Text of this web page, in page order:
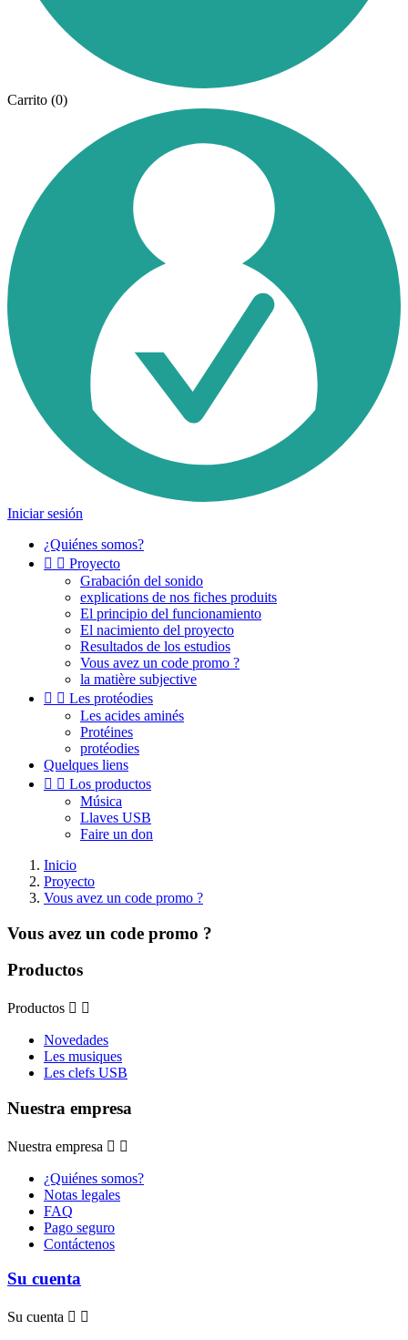
Carrito (0)
Iniciar sesión
¿Quiénes somos?
  Proyecto
Grabación del sonido
explications de nos fiches produits
El principio del funcionamiento
El nacimiento del proyecto
Resultados de los estudios
Vous avez un code promo ?
la matière subjective
  Les protéodies
Les acides aminés
Protéines
protéodies
Quelques liens
  Los productos
Música
Llaves USB
Faire un don
Inicio
Proyecto
Vous avez un code promo ?
Vous avez un code promo ?
Productos
Productos  
Novedades
Les musiques
Les clefs USB
Nuestra empresa
Nuestra empresa  
¿Quiénes somos?
Notas legales
FAQ
Pago seguro
Contáctenos
Su cuenta
Su cuenta  